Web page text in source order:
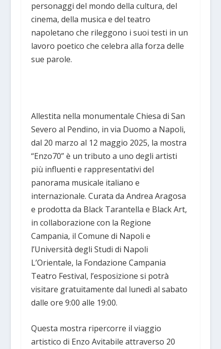
personaggi del mondo della cultura, del
cinema, della musica e del teatro
napoletano che rileggono i suoi testi in un
lavoro poetico che celebra alla forza delle
sue parole.
Allestita nella monumentale Chiesa di San
Severo al Pendino, in via Duomo a Napoli,
dal 20 marzo al 12 maggio 2025, la mostra
“Enzo70” è un tributo a uno degli artisti
più influenti e rappresentativi del
panorama musicale italiano e
internazionale. Curata da Andrea Aragosa
e prodotta da Black Tarantella e Black Art,
in collaborazione con la Regione
Campania, il Comune di Napoli e
l’Università degli Studi di Napoli
L’Orientale, la Fondazione Campania
Teatro Festival, l’esposizione si potrà
visitare gratuitamente dal lunedì al sabato
dalle ore 9:00 alle 19:00.
Questa mostra ripercorre il viaggio
artistico di Enzo Avitabile attraverso 20